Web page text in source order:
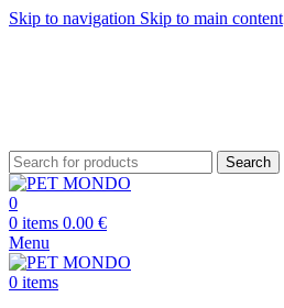
Skip to navigation Skip to main content
Search
0
0 items 0.00 €
Menu
0 items